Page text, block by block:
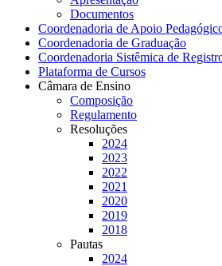
Documentos
Coordenadoria de Apoio
Coordenadoria de Graduação
Coordenadoria Sistêmica de
Plataforma de Cursos
Câmara de Ensino
Composição
Regulamento
Resoluções
2024
2023
2022
2021
2020
2019
2018
Pautas
2024